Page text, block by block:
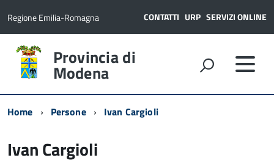
Regione Emilia-Romagna CONTATTI URP SERVIZI ONLINE
Provincia di
Modena
Home Persone Ivan Cargioli
Ivan Cargioli